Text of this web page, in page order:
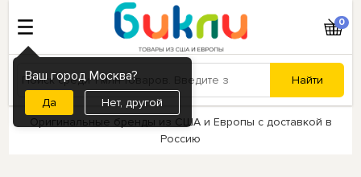
Ваш город Москва?
Нет, другой
0
Оригинальные бренды из США и Европы с доставкой в
Россию